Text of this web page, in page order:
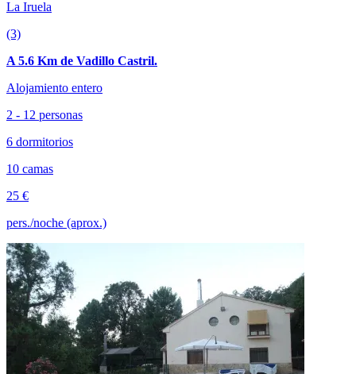
La Iruela
(3)
A 5.6 Km de Vadillo Castril.
Alojamiento entero
2 - 12 personas
6 dormitorios
10 camas
25 €
pers./noche (aprox.)